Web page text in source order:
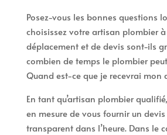
Posez-vous les bonnes questions
choisissez votre artisan plombier
déplacement et de devis sont-ils
combien de temps le plombier
Quand est-ce que je recevrai mon
En tant qu’artisan plombier
en mesure de vous fournir un
transparent dans l’heure. Dans le